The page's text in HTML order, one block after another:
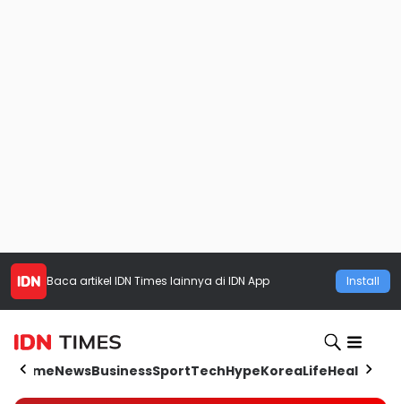
Baca artikel IDN Times lainnya di IDN App Install
HomeNewsBusinessSportTechHypeKoreaLifeHealth